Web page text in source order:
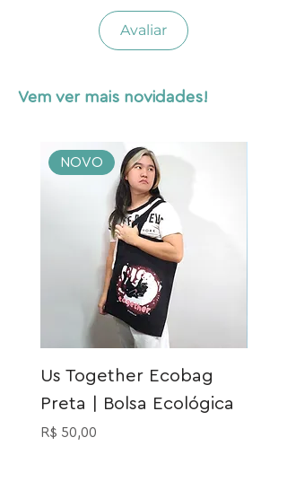
Avaliar
Vem ver mais novidades!
NOVO
Us Together Ecobag
Preta | Bolsa Ecológica
Preço
R$ 50,00